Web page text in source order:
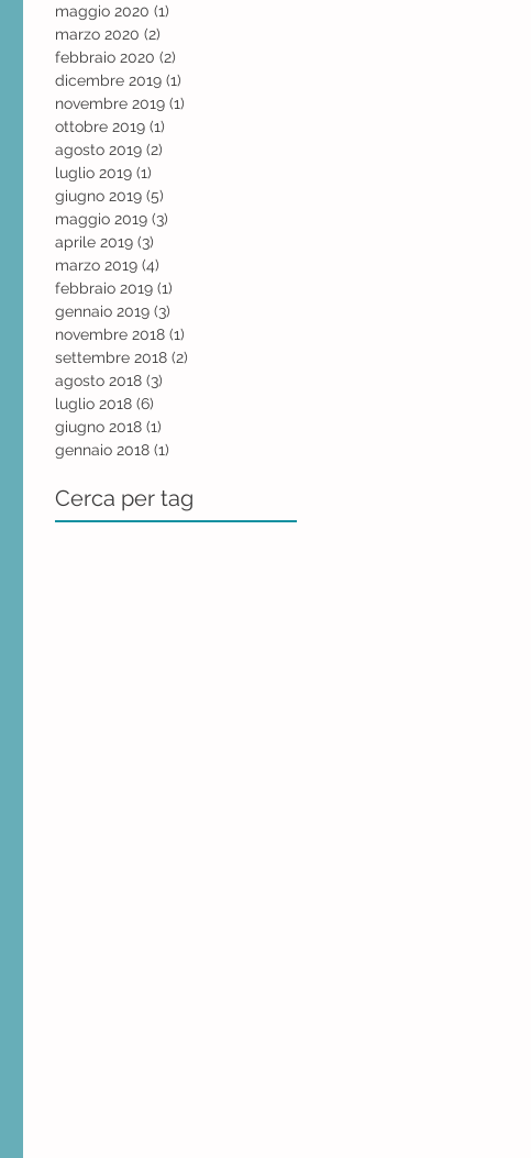
maggio 2020 (1)
marzo 2020 (2)
febbraio 2020 (2)
dicembre 2019 (1)
novembre 2019 (1)
ottobre 2019 (1)
agosto 2019 (2)
luglio 2019 (1)
giugno 2019 (5)
maggio 2019 (3)
aprile 2019 (3)
marzo 2019 (4)
febbraio 2019 (1)
gennaio 2019 (3)
novembre 2018 (1)
settembre 2018 (2)
agosto 2018 (3)
luglio 2018 (6)
giugno 2018 (1)
gennaio 2018 (1)
Cerca per tag